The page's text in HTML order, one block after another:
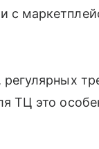
с
регулярных
ТЦ это